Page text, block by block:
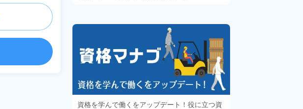
資格を学んで働くをアップデート！役に立つ資